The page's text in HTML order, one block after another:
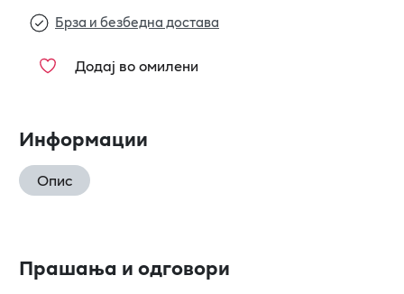
Брза и безбедна достава
Додај во омилени
Информации
Опис
Прашања и одговори